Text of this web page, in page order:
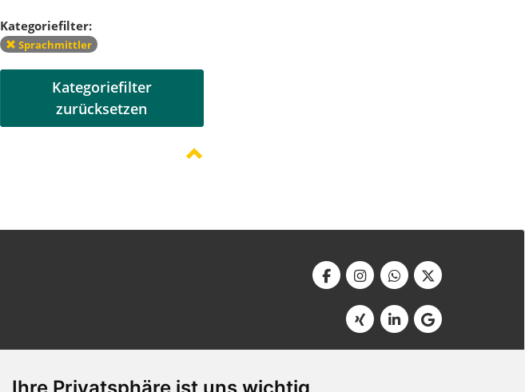
Kategoriefilter:
Sprachmittler
Kategoriefilter
zurücksetzen